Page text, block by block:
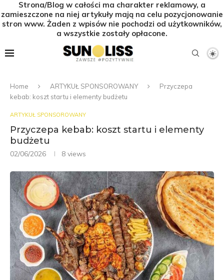
Strona/Blog w całości ma charakter reklamowy, a
zamieszczone na niej artykuły mają na celu pozycjonowanie
stron www. Żaden z wpisów nie pochodzi od użytkowników,
a wszystkie zostały opłacone.
Home ARTYKUŁ SPONSOROWANY
Przyczepa
kebab: koszt startu i elementy budżetu
ARTYKUŁ SPONSOROWANY
Przyczepa kebab: koszt startu i elementy
budżetu
02/06/2026 8 views